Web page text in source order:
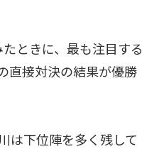
ときに、最も注目する
直接対決の結果が優勝
は下位陣を多く残して